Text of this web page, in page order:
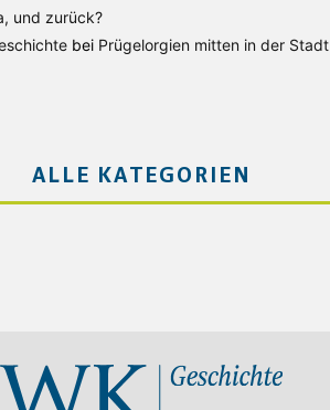
und zurück?
bei Prügelorgien mitten in der Stadt
ALLE KATEGORIEN